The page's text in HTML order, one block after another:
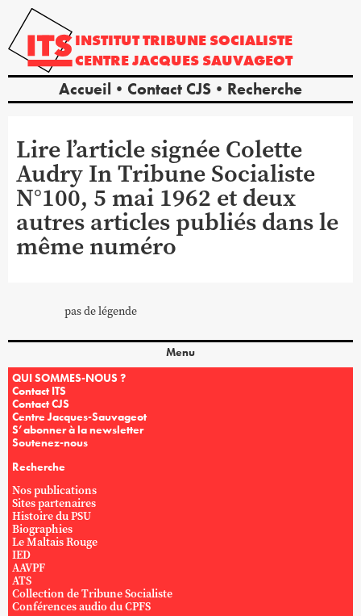
INSTITUTTRIBUNE SOCIALISTE
CENTREJACQUES SAUVAGEOT
Accueil Contact CJS Recherche
Lire l’article signée Colette
Audry In Tribune Socialiste
N°100, 5 mai 1962 et deux
autres articles publiés dans le
même numéro
pas de légende
Menu
QUI SOMMES-NOUS ?
Contact ITS
Contact CJS
Centre Jacques-Sauvageot
S’abonner à la newsletter
Soutenez-nous
Recherche
Nos publications
Sites partenaires
Histoire du PSU
Biographies
Le Maltais Rouge
IED
AAVPF
ATS
Collection de Tribune Socialiste
Conférences audio du CPFS